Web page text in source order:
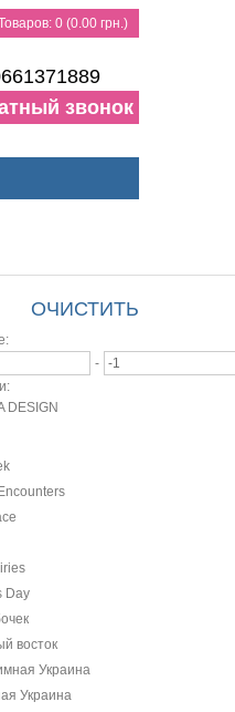
0 (0.00 грн.)
звонок
ОЧИСТИТЬ
-
DESIGN
Day
восток
Украина
Украина